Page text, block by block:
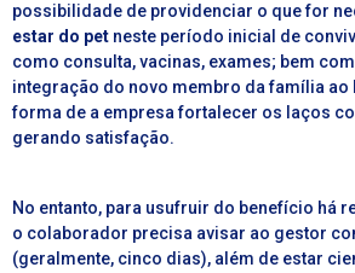
possibilidade de providenciar o que for
estar do pet neste período inicial de
como consulta, vacinas, exames; bem
integração do novo membro da família ao
forma de a empresa fortalecer os laços
gerando satisfação.
No entanto, para usufruir do benefício há
o colaborador precisa avisar ao gestor
(geralmente, cinco dias), além de estar